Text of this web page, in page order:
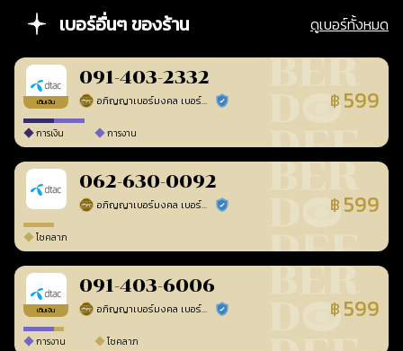
เบอร์อื่นๆ ของร้าน ดูเบอร์ทั้งหมด
เติมเงิน
091-403-2332
อภิญญาเบอร์มงคล เบอร์สวยเลขศาสตร์ ร้านยืนยันแล้ว ฿ 599
การเงิน การงาน
062-630-0092
อภิญญาเบอร์มงคล เบอร์สวยเลขศาสตร์ ร้านยืนยันแล้ว ฿ 599
โชคลาภ
เติมเงิน
091-403-6006
อภิญญาเบอร์มงคล เบอร์สวยเลขศาสตร์ ร้านยืนยันแล้ว ฿ 599
การงาน โชคลาภ